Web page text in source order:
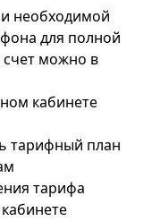
необходимой
для полной
счет можно в
кабинете
тарифный план
тарифа